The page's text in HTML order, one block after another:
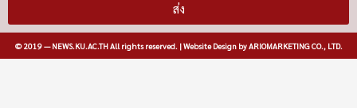
ส่ง
© 2019 — NEWS.KU.AC.TH All rights reserved. | Website Design by ARIOMARKETING CO., LTD.